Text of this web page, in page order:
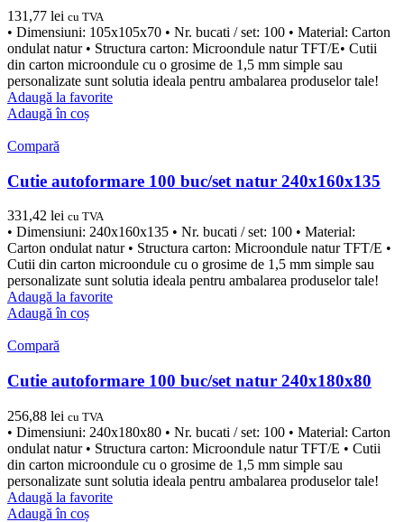
131,77 lei cu TVA
• Dimensiuni: 105x105x70 • Nr. bucati / set: 100 • Material: Carton
ondulat natur • Structura carton: Microondule natur TFT/E• Cutii
din carton microondule cu o grosime de 1,5 mm simple sau
personalizate sunt solutia ideala pentru ambalarea produselor tale!
Adaugă la favorite
Adaugă în coș
Compară
Cutie autoformare 100 buc/set natur 240x160x135
331,42 lei cu TVA
• Dimensiuni: 240x160x135 • Nr. bucati / set: 100 • Material:
Carton ondulat natur • Structura carton: Microondule natur TFT/E •
Cutii din carton microondule cu o grosime de 1,5 mm simple sau
personalizate sunt solutia ideala pentru ambalarea produselor tale!
Adaugă la favorite
Adaugă în coș
Compară
Cutie autoformare 100 buc/set natur 240x180x80
256,88 lei cu TVA
• Dimensiuni: 240x180x80 • Nr. bucati / set: 100 • Material: Carton
ondulat natur • Structura carton: Microondule natur TFT/E • Cutii
din carton microondule cu o grosime de 1,5 mm simple sau
personalizate sunt solutia ideala pentru ambalarea produselor tale!
Adaugă la favorite
Adaugă în coș